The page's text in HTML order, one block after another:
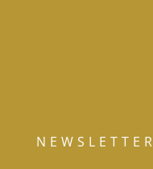
NEWSLETTER